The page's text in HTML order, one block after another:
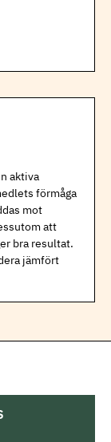
aktiva
förmåga
mot
att
bra resultat.
jämfört